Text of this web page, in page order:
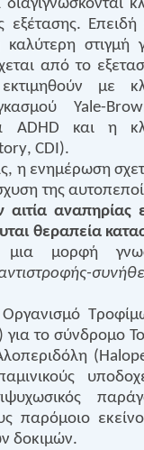
εξέτασης. Επειδή
στιγμή
από το
με
Yale-
ADHD και η
, CDI ).
η ενημέρωση
της
αιτία αναπηρίας
θεραπεία
μια μορφή
για το σύνδρομο
(
παρόμοιο
δοκιμών.